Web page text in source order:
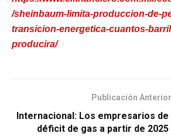
/sheinbaum-limita-produccion-de-
transicion-energetica-cuantos-
producira/
Publicación Anterior
Internacional: Los empresarios
déficit de gas a partir de 2025